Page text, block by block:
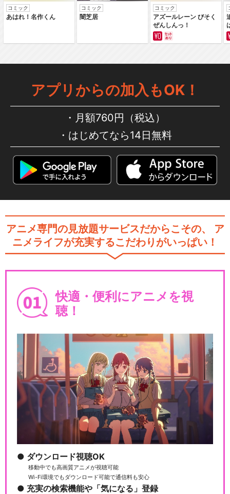
コミック
あはれ！名作くん
コミック
闇芝居
コミック
アズールレーン びそく
ぜんしんっ！
アプリからの加入もOK！
月額760円（税込）
はじめてなら14日無料
アニメ専門の見放題サービスだからこその、
ア
ニメライフが充実するこだわりがいっぱい！
快適・便利にアニメを視
聴！
ダウンロード視聴OK
移動中でも高画質アニメが視聴可能
Wi-Fi環境でもダウンロード可能で通信料も安心
充実の検索機能や「気になる」登録